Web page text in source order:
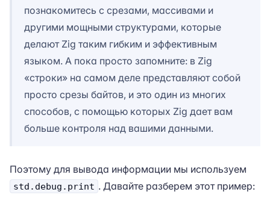
познакомитесь с срезами, массивами и
другими мощными структурами, которые
делают Zig таким гибким и эффективным
языком. А пока просто запомните: в Zig
«строки» на самом деле представляют собой
просто срезы байтов, и это один из многих
способов, с помощью которых Zig дает вам
больше контроля над вашими данными.
Поэтому для вывода информации мы используем
std.debug.print . Давайте разберем этот пример: